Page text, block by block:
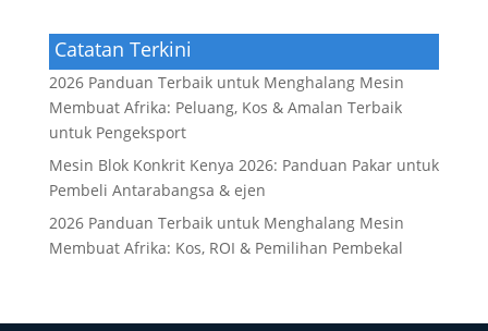
Catatan Terkini
2026 Panduan Terbaik untuk Menghalang Mesin
Membuat Afrika: Peluang, Kos & Amalan Terbaik
untuk Pengeksport
Mesin Blok Konkrit Kenya 2026: Panduan Pakar untuk
Pembeli Antarabangsa & ejen
2026 Panduan Terbaik untuk Menghalang Mesin
Membuat Afrika: Kos, ROI & Pemilihan Pembekal